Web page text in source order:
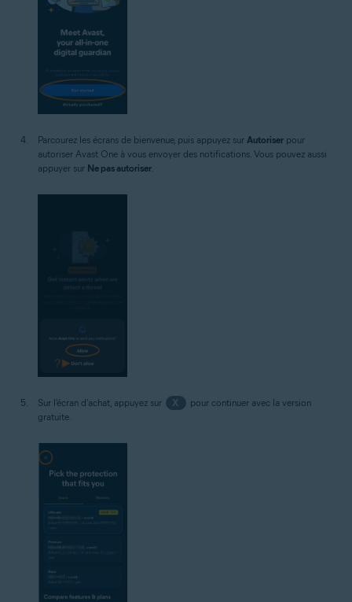
Parcourez les écrans de bienvenue, puis appuyez sur Autoriser pour
autoriser Avast One à vous envoyer des notifications. Vous pouvez aussi
appuyer sur Ne pas autoriser.
Sur l'écran d'achat, appuyez sur X
pour continuer avec la version
gratuite.